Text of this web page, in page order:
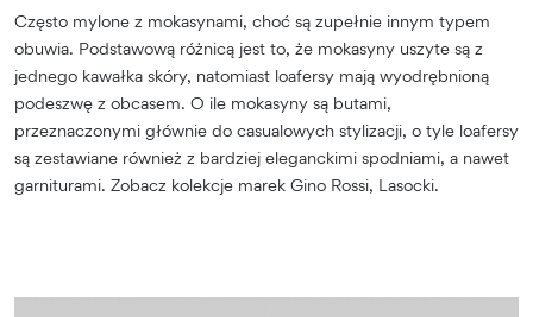
Często mylone z mokasynami, choć są zupełnie innym typem
obuwia. Podstawową różnicą jest to, że mokasyny uszyte są z
jednego kawałka skóry, natomiast loafersy mają wyodrębnioną
podeszwę z obcasem. O ile mokasyny są butami,
przeznaczonymi głównie do casualowych stylizacji, o tyle loafersy
są zestawiane również z bardziej eleganckimi spodniami, a nawet
garniturami. Zobacz kolekcje marek Gino Rossi, Lasocki.